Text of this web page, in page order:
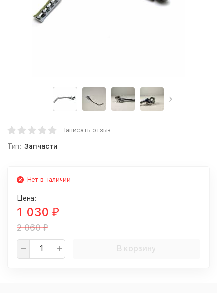
Написать отзыв
Тип: Запчасти
Нет в наличии
Цена:
1 030 ₽
2 060₽
В корзину